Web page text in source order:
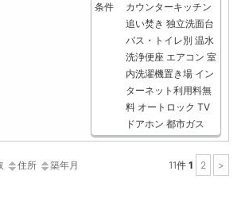
条件
カウンターキッチン
追い焚き 独立洗面台
バス・トイレ別 温水
洗浄便座 エアコン 室
内洗濯機置き場 イン
ターネット利用料無
料 オートロック TV
ドアホン 都市ガス
住所 築年月 11件 1 2 >